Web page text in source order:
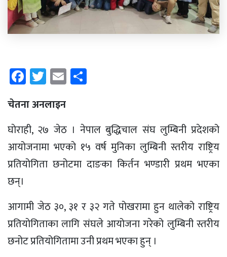
Facebook
Twitter
Email
चेतना अनलाइन
घाेराही, २७ जेठ । नेपाल बुद्धिचाल संघ लुम्बिनी प्रदेशको
आयोजनामा भएकाे १५ वर्ष मुनिका लुम्बिनी स्तरीय राष्ट्रिय
प्रतियोगिता छनोटमा दाङका किर्तन भण्डारी प्रथम भएका
छन्।
आगामी जेठ ३०, ३१ र ३२ गते पोखरामा हुन थालेको राष्ट्रिय
प्रतियोगिताका लागि संघले आयोजना गरेको लुम्बिनी स्तरीय
छनोट प्रतियोगितामा उनी प्रथम भएका हुन् ।